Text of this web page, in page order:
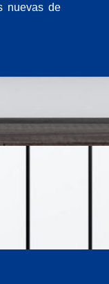
nuevas de